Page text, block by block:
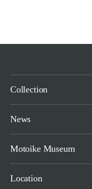
Collection
News
Motoike Museum
Location